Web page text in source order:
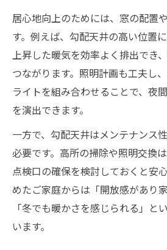
居心地向上のためには、窓の配置
す。例えば、勾配天井の高い位置
上昇した暖気を効率よく排出でき
つながります。照明計画も工夫し
ライトを組み合わせることで、夜
を演出できます。
一方で、勾配天井はメンテナンス
必要です。高所の掃除や照明交換
点検口の確保を検討しておくと安
めたご家庭からは「開放感があり
「冬でも暖かさを感じられる」と
います。